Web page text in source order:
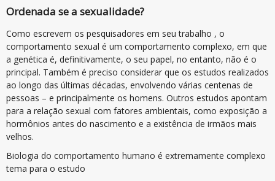
Ordenada se a sexualidade?
Como escrevem os pesquisadores em seu trabalho , o
comportamento sexual é um comportamento complexo, em que
a genética é, definitivamente, o seu papel, no entanto, não é o
principal. Também é preciso considerar que os estudos realizados
ao longo das últimas décadas, envolvendo várias centenas de
pessoas – e principalmente os homens. Outros estudos apontam
para a relação sexual com fatores ambientais, como exposição a
hormônios antes do nascimento e a existência de irmãos mais
velhos.
Biologia do comportamento humano é extremamente complexo
tema para o estudo